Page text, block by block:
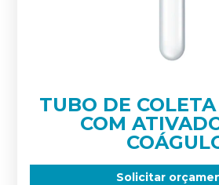
TUBO DE
COM
Solicitar